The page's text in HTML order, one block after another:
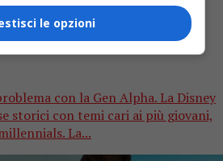
un problema con la Gen
con la Gen Alpha. La Disney
storici con temi cari ai più giovani,
La...
le opzioni